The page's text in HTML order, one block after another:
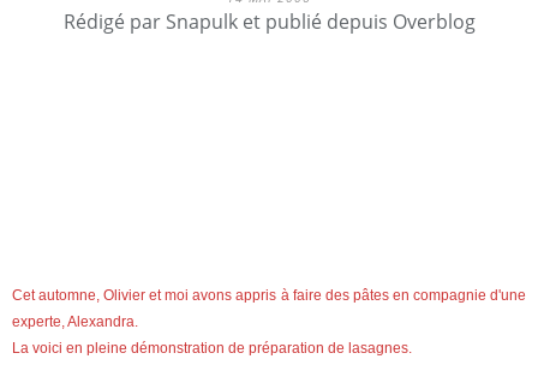
Rédigé par Snapulk et publié depuis Overblog
Cet automne, Olivier et moi avons appris à faire des pâtes en compagnie d'une
experte, Alexandra.
La voici en pleine démonstration de préparation de lasagnes.